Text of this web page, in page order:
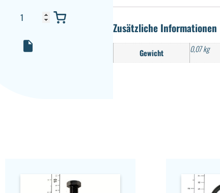
Zusätzliche Informationen
Gewicht 0,07 kg